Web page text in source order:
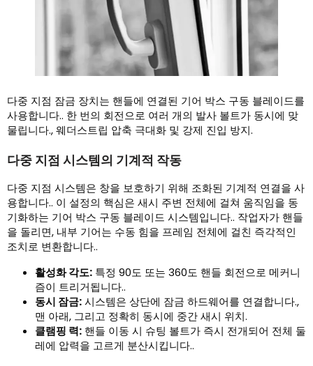
다중 지점 잠금 장치는 핸들에 연결된 기어 박스 구동 블레이드를
사용합니다.. 한 번의 회전으로 여러 개의 발사 볼트가 동시에 맞
물립니다., 웨더스트립 압축 극대화 및 강제 진입 방지.
다중 지점 시스템의 기계적 작동
다중 지점 시스템은 창을 보호하기 위해 조화된 기계적 연결을 사
용합니다.. 이 설정의 핵심은 새시 주변 전체에 걸쳐 움직임을 동
기화하는 기어 박스 구동 블레이드 시스템입니다.. 작업자가 핸들
을 돌리면, 내부 기어는 수동 힘을 프레임 전체에 걸친 즉각적인
조치로 변환합니다..
활성화 각도: 특정 90도 또는 360도 핸들 회전으로 메커니
즘이 트리거됩니다..
동시 잠금:시스템은 상단에 잠금 하드웨어를 연결합니다.,
맨 아래, 그리고 정확히 동시에 중간 새시 위치.
클램핑 력: 핸들 이동 시 슈팅 볼트가 즉시 전개되어 전체 둘
레에 압력을 고르게 분산시킵니다..